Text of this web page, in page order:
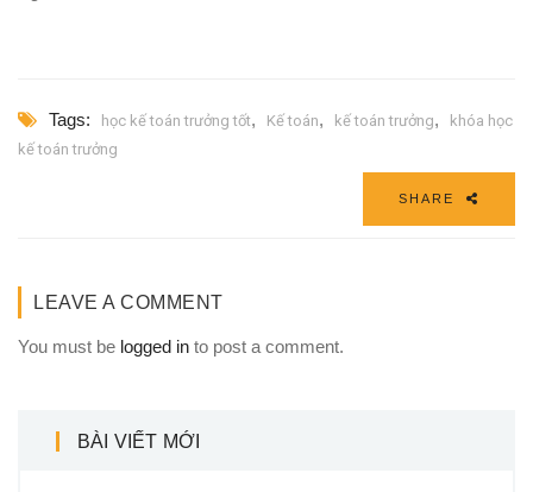
Tags: học kế toán trưởng tốt, Kế toán, kế toán trưởng,
khóa học
kế toán trưởng
SHARE
LEAVE A COMMENT
You must be logged in to post a comment.
BÀI VIẾT MỚI